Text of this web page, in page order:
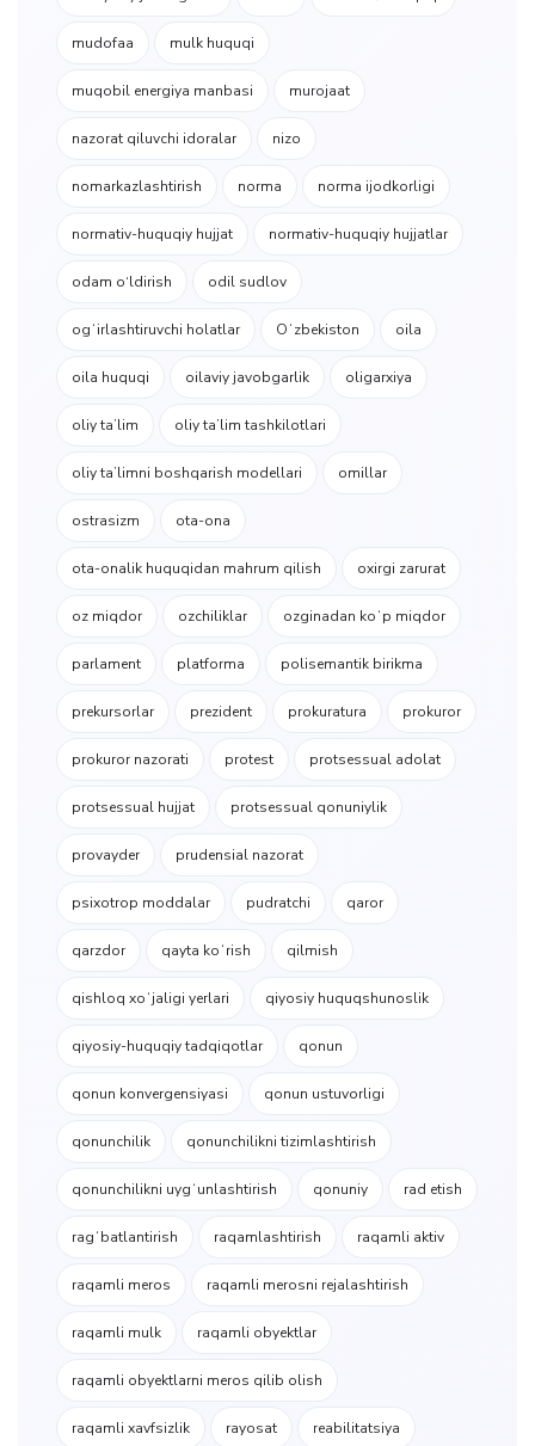
mudofaa mulk huquqi
muqobil energiya manbasi murojaat
nazorat qiluvchi idoralar nizo
nomarkazlashtirish norma norma ijodkorligi
normativ-huquqiy hujjat normativ-huquqiy hujjatlar
odam o‘ldirish odil sudlov
ogʻirlashtiruvchi holatlar Oʻzbekiston oila
oila huquqi oilaviy javobgarlik oligarxiya
oliy taʼlim oliy taʼlim tashkilotlari
oliy taʼlimni boshqarish modellari omillar
ostrasizm ota-ona
ota-onalik huquqidan mahrum qilish oxirgi zarurat
oz miqdor ozchiliklar ozginadan koʻp miqdor
parlament platforma polisemantik birikma
prekursorlar prezident prokuratura prokuror
prokuror nazorati protest protsessual adolat
protsessual hujjat protsessual qonuniylik
provayder prudensial nazorat
psixotrop moddalar pudratchi qaror
qarzdor qayta koʻrish qilmish
qishloq xoʻjaligi yerlari qiyosiy huquqshunoslik
qiyosiy-huquqiy tadqiqotlar qonun
qonun konvergensiyasi qonun ustuvorligi
qonunchilik qonunchilikni tizimlashtirish
qonunchilikni uygʻunlashtirish qonuniy rad etish
ragʻbatlantirish raqamlashtirish raqamli aktiv
raqamli meros raqamli merosni rejalashtirish
raqamli mulk raqamli obyektlar
raqamli obyektlarni meros qilib olish
raqamli xavfsizlik rayosat reabilitatsiya